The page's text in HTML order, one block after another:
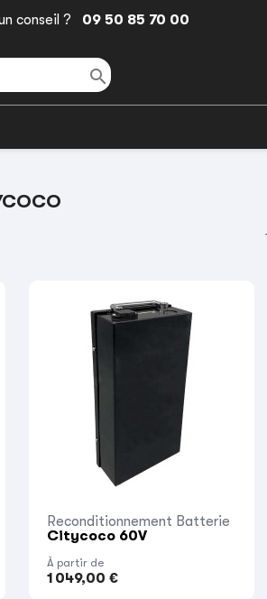
conseil ? 09 50 85 70 00

Reconditionnement Batterie
Citycoco 60V
À partir de
1 049,00 €